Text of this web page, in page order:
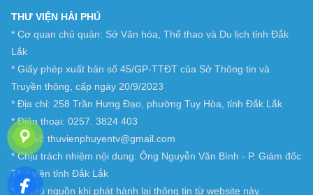
THƯ VIỆN HẢI PHÚ
* Cơ quan chủ quản: Sở Văn hóa, Thể thao và Du lịch tỉnh Đắk
Lắk
* Giấy phép xuất bản số 45/GP-TTĐT của Sở Thông tin và
Truyền thông, cấp ngày 20/9/2023
* Địa chỉ: 258 Trần Hưng Đạo, phường Tuy Hòa, tỉnh Đắk Lắk
* Điện thoại: 0257. 3824 403
* Email: thuvienphuyentv@gmail.com
* Chịu trách nhiệm nội dung: Ông Nguyễn Văn Bình - P. Giám đốc
Thư viện tỉnh Đắk Lắk
* Ghi rõ nguồn khi phát hành lại thông tin từ website này.